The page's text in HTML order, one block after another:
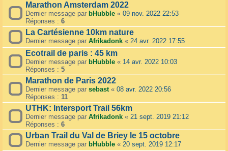
Marathon Amsterdam 2022
Dernier message par bHubble « 09 nov. 2022 22:53
Réponses : 6
La Cartésienne 10km nature
Dernier message par Afrikadonk « 24 avr. 2022 17:55
Ecotrail de paris : 45 km
Dernier message par bHubble « 14 avr. 2022 10:03
Réponses : 5
Marathon de Paris 2022
Dernier message par sebast« 08 avr. 2022 20:56
Réponses : 11
UTHK: Intersport Trail 56km
Dernier message par Afrikadonk « 21 sept. 2019 21:12
Réponses : 6
Urban Trail du Val de Briey le 15 octobre
Dernier message par bHubble « 20 sept. 2019 12:17